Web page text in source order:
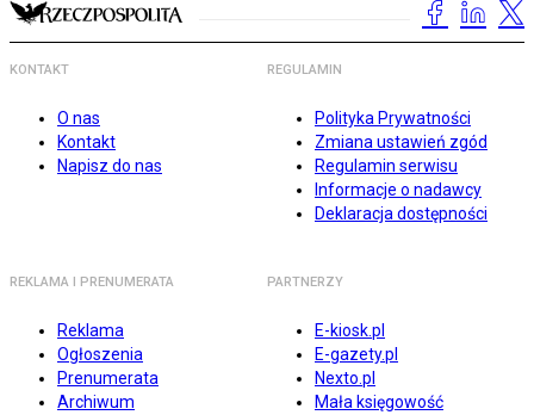
KONTAKT
O nas
Kontakt
Napisz do nas
REGULAMIN
Polityka Prywatności
Zmiana ustawień zgód
Regulamin serwisu
Informacje o nadawcy
Deklaracja dostępności
REKLAMA I PRENUMERATA
Reklama
Ogłoszenia
Prenumerata
Archiwum
PARTNERZY
E-kiosk.pl
E-gazety.pl
Nexto.pl
Mała księgowość